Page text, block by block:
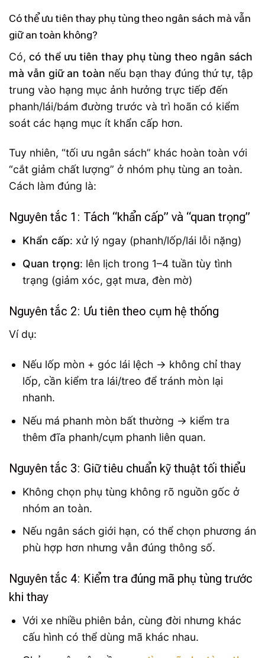
Có thể ưu tiên thay phụ tùng theo ngân sách mà vẫn
giữ an toàn không?
Có, có thể ưu tiên thay phụ tùng theo ngân sách
mà vẫn giữ an toàn nếu bạn thay đúng thứ tự, tập
trung vào hạng mục ảnh hưởng trực tiếp đến
phanh/lái/bám đường trước và trì hoãn có kiểm
soát các hạng mục ít khẩn cấp hơn.
Tuy nhiên, “tối ưu ngân sách” khác hoàn toàn với
“cắt giảm chất lượng” ở nhóm phụ tùng an toàn.
Cách làm đúng là:
Nguyên tắc 1: Tách “khẩn cấp” và “quan trọng”
Khẩn cấp: xử lý ngay (phanh/lốp/lái lỗi nặng)
Quan trọng: lên lịch trong 1–4 tuần tùy tình
trạng (giảm xóc, gạt mưa, đèn mờ)
Nguyên tắc 2: Ưu tiên theo cụm hệ thống
Ví dụ:
Nếu lốp mòn + góc lái lệch → không chỉ thay
lốp, cần kiểm tra lái/treo để tránh mòn lại
nhanh.
Nếu má phanh mòn bất thường → kiểm tra
thêm đĩa phanh/cụm phanh liên quan.
Nguyên tắc 3: Giữ tiêu chuẩn kỹ thuật tối thiểu
Không chọn phụ tùng không rõ nguồn gốc ở
nhóm an toàn.
Nếu ngân sách giới hạn, có thể chọn phương án
phù hợp hơn nhưng vẫn đúng thông số.
Nguyên tắc 4: Kiểm tra đúng mã phụ tùng trước
khi thay
Với xe nhiều phiên bản, cùng đời nhưng khác
cấu hình có thể dùng mã khác nhau.